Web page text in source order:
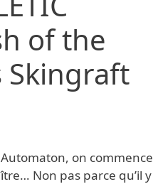
of the
on commence
Non pas parce qu’il y